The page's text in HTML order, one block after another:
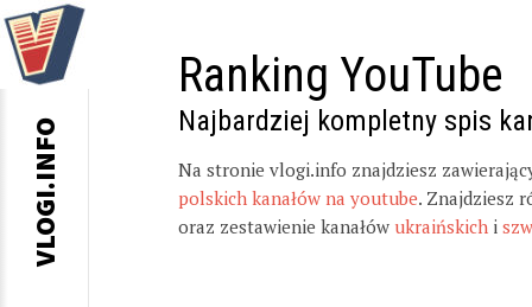
Ranking YouTube
Najbardziej kompletny spis
Na stronie vlogi.info znajdziesz
polskich kanałów na youtube. Znajdziesz
oraz zestawienie kanałów ukraińskich i
VLOGI.INFO